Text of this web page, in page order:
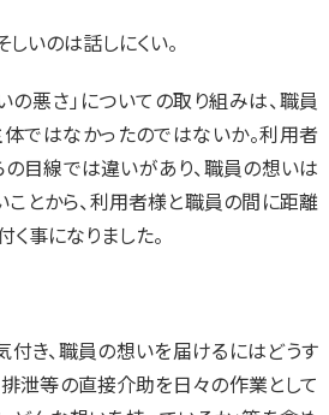
いのは話しにくい。
の悪さ」についての取り組みは、職員
ではなかったのではないか。利用者
目線では違いがあり、職員の想いは
とから、利用者様と職員の間に距離
事になりました。
き、職員の想いを届けるにはどうす
排泄等の直接介助を日々の作業として